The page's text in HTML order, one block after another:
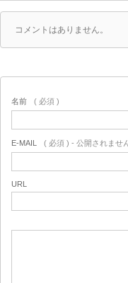
コメントはありません。
名前 ( 必須 )
E-MAIL ( 必須 ) - 公開されませ
URL